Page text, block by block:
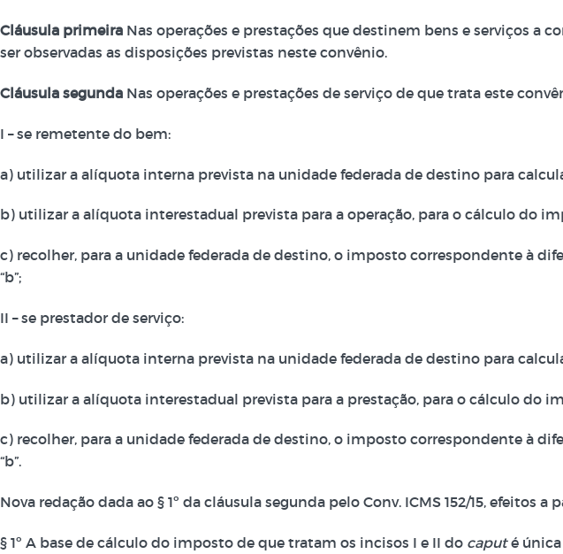
Cláusula primeira Nas operações e prestações que destinem bens e serviços
ser observadas as disposições previstas neste convênio.
Cláusula segunda Nas operações e prestações de serviço de que trata este
I – se remetente do bem:
a) utilizar a alíquota interna prevista na unidade federada de destino para
b) utilizar a alíquota interestadual prevista para a operação, para o cálculo do
c) recolher, para a unidade federada de destino, o imposto correspondente à
“b”;
II – se prestador de serviço:
a) utilizar a alíquota interna prevista na unidade federada de destino para
b) utilizar a alíquota interestadual prevista para a prestação, para o cálculo do
c) recolher, para a unidade federada de destino, o imposto correspondente à
“b”.
Nova redação dada ao § 1º da cláusula segunda pelo Conv. ICMS 152/15, efeitos a
§ 1º A base de cálculo do imposto de que tratam os incisos I e II do caputé única